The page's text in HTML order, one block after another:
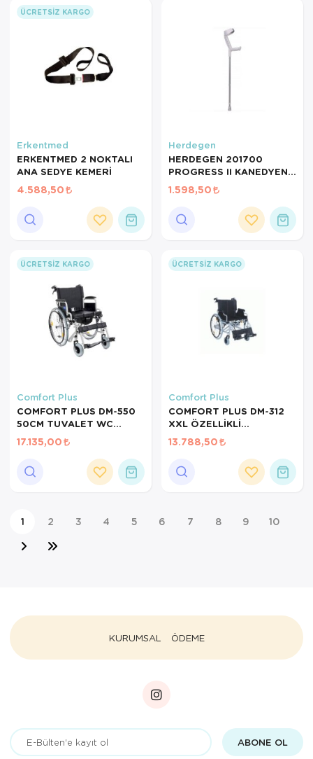
ÜCRETSIZ KARGO
Erkentmed
ERKENTMED 2 NOKTALI
ANA SEDYE KEMERİ
4.588,50
Herdegen
HERDEGEN 201700
PROGRESS II KANEDYEN
1ADET
1.598,50
ÜCRETSIZ KARGO
Comfort Plus
COMFORT PLUS DM-550
50CM TUVALET WC
ÖZELLİKLİ TEKERLEKLİ
SANDALYE
17.135,00
ÜCRETSIZ KARGO
Comfort Plus
COMFORT PLUS DM-312
XXL ÖZELLİKLİ
TEKERLEKLİ SANDALYE
60CM YK9031 (2026)
13.788,50
1 2 3 4 5 6 7 8 9 10
KURUMSAL ÖDEME
ABONE OL